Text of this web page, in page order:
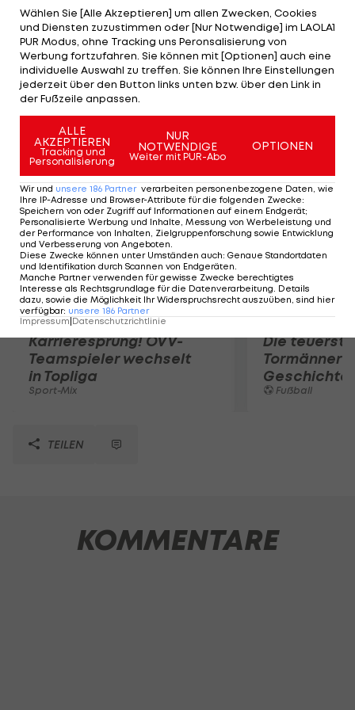
Spielen für HC Kometa Brno, HC Zlin bzw. HC Slavia
Praha erzielte er 22 Punkte. "Er ist ein verlässlicher
Verteidiger, der sich auch in der Offensive
einbringt", weiß Sportdirektor Docekal. Senkerik
erhält vorerst einen Try-out-Vertrag für einen
Monat.
Mehr zum Thema
Karrieresprung! ÖVV-
Teamspieler wechselt
in Topliga
Sport-Mix
Die
Tormänner
Geschichte
Fußball
TEILEN
KOMMENTARE
Wählen Sie [Alle Akzeptieren] um allen Zwecken, Cookies
und Diensten zuzustimmen oder [Nur Notwendige] im LAOLA1
PUR Modus, ohne Tracking uns Peronsalisierung von
Werbung fortzufahren. Sie können mit [Optionen] auch eine
individuelle Auswahl zu treffen. Sie können Ihre Einstellungen
jederzeit über den Button links unten bzw. über den Link in
der Fußzeile anpassen.
ALLE
AKZEPTIEREN
Tracking und
Personalisierung
NUR
NOTWENDIGE
Weiter mit PUR-Abo
OPTIONEN
Wir und unsere 186 Partner verarbeiten personenbezogene Daten, wie
Ihre IP-Adresse und Browser-Attribute für die folgenden Zwecke:
Speichern von oder Zugriff auf Informationen auf einem Endgerät;
Personalisierte Werbung und Inhalte, Messung von Werbeleistung und
der Performance von Inhalten, Zielgruppenforschung sowie Entwicklung
und Verbesserung von Angeboten.
Diese Zwecke können unter Umständen auch: Genaue Standortdaten
und Identifikation durch Scannen von Endgeräten.
Manche Partner verwenden für gewisse Zwecke berechtigtes
Interesse als Rechtsgrundlage für die Datenverarbeitung. Details
dazu, sowie die Möglichkeit Ihr Widerspruchsrecht auszuüben, sind hier
verfügbar: unsere 186 Partner
Impressum Datenschutzrichtlinie